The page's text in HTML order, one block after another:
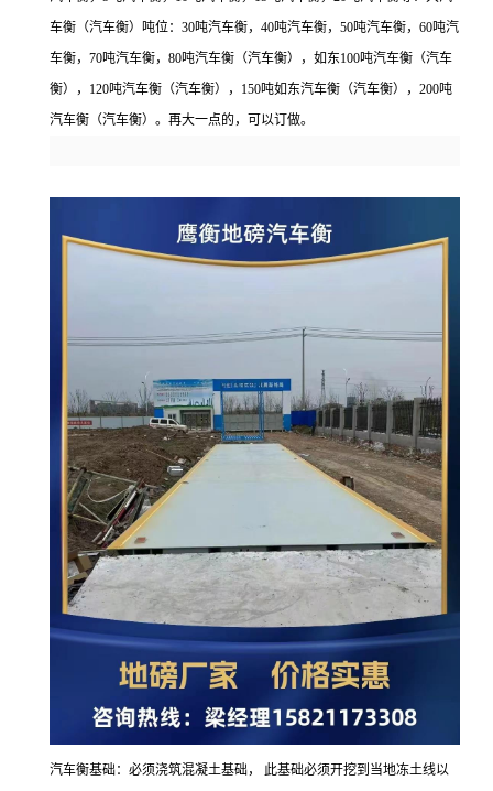
车衡（汽车衡）吨位：30吨汽车衡，40吨汽车衡，50吨汽车衡，60吨汽
车衡，70吨汽车衡，80吨汽车衡（汽车衡），如东100吨汽车衡（汽车
衡），120吨汽车衡（汽车衡），150吨如东汽车衡（汽车衡），200吨
汽车衡（汽车衡）。再大一点的，可以订做。
汽车衡基础： 必须浇筑混凝土基础，
此基础必须开挖到当地冻土线以